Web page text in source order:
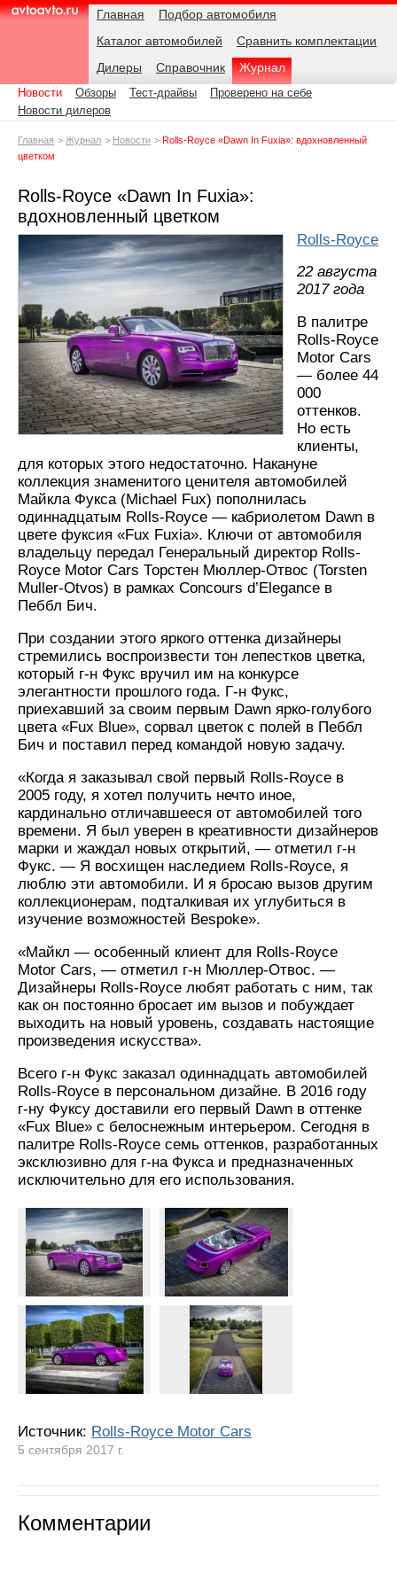
AvtoAvto.ru
Навигация Главная
Подбор автомобиля
Каталог автомобилей
Сравнить комплектации
Дилеры
Справочник Журнал
Подразделы
Новости Обзоры Тест-драйвы
Проверено на себе
Новости дилеров
Родительские
Главная Журнал Новости
Rolls-Royce «Dawn In Fuxia»: вдохновленный
цветком
Rolls-Royce «Dawn In Fuxia»:
вдохновленный цветком
Rolls-Royce
22 августа
2017 года
В палитре
Rolls-Royce
Motor Cars
— более 44
000
оттенков.
Но есть
клиенты,
для которых этого недостаточно. Накануне
коллекция знаменитого ценителя автомобилей
Майкла Фукса (Michael Fux) пополнилась
одиннадцатым Rolls-Royce — кабриолетом Dawn в
цвете фуксия «Fux Fuxia». Ключи от автомобиля
владельцу передал Генеральный директор Rolls-
Royce Motor Cars Торстен Мюллер-Отвос (Torsten
Muller-Otvos) в рамках Concours d’Elegance в
Пеббл Бич.
При создании этого яркого оттенка дизайнеры
стремились воспроизвести тон лепестков цветка,
который г-н Фукс вручил им на конкурсе
элегантности прошлого года. Г-н Фукс,
приехавший за своим первым Dawn ярко-голубого
цвета «Fux Blue», сорвал цветок с полей в Пеббл
Бич и поставил перед командой новую задачу.
«Когда я заказывал свой первый Rolls-Royce в
2005 году, я хотел получить нечто иное,
кардинально отличавшееся от автомобилей того
времени. Я был уверен в креативности дизайнеров
марки и жаждал новых открытий, — отметил г-н
Фукс. — Я восхищен наследием Rolls-Royce, я
люблю эти автомобили. И я бросаю вызов другим
коллекционерам, подталкивая их углубиться в
изучение возможностей Bespoke».
«Майкл — особенный клиент для Rolls-Royce
Motor Cars, — отметил г-н Мюллер-Отвос. —
Дизайнеры Rolls-Royce любят работать с ним, так
как он постоянно бросает им вызов и побуждает
выходить на новый уровень, создавать настоящие
произведения искусства».
Всего г-н Фукс заказал одиннадцать автомобилей
Rolls-Royce в персональном дизайне. В 2016 году
г-ну Фуксу доставили его первый Dawn в оттенке
«Fux Blue» с белоснежным интерьером. Сегодня в
палитре Rolls-Royce cемь оттенков, разработанных
эксклюзивно для г-на Фукса и предназначенных
исключительно для его использования.
Источник: Rolls-Royce Motor Cars
Дата:
5 сентября 2017 г.
Комментарии